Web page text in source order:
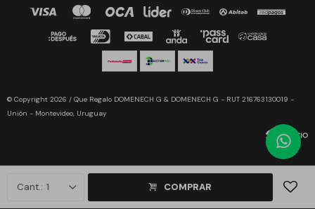
1 COMPRAR
© Copyright 2026 / Que Regalo DOMENECH G & DOMENECH G - RUT 216763130019 -
Unión - Montevideo, Uruguay